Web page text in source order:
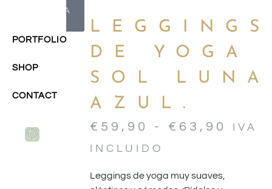
PORTFOLIO
SHOP
CONTACT
CONTACTA
LEGGINGS
DE YOGA
SOL
AZUL.
€ 59,90 - € 63,90
IVA
INCLUIDO
Leggings de yoga muy suaves,